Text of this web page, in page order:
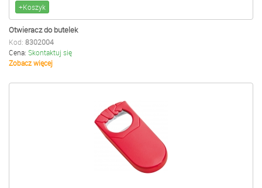
+Koszyk
Otwieracz do butelek
Kod: 8302004
Cena: Skontaktuj się
Zobacz więcej